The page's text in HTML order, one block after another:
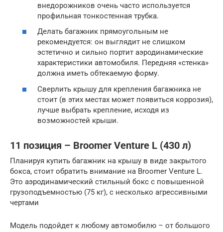
внедорожников очень часто используется
профильная тонкостенная трубка.
Делать багажник прямоугольным не
рекомендуется: он выглядит не слишком
эстетично и сильно портит аэродинамические
характеристики автомобиля. Передняя «стенка»
должна иметь обтекаемую форму.
Сверлить крышу для крепления багажника не
стоит (в этих местах может появиться коррозия),
лучше выбрать крепление, исходя из
возможностей крыши.
11 позиция – Broomer Venture L (430 л)
Планируя купить багажник на крышу в виде закрытого
бокса, стоит обратить внимание на Broomer Venture L.
Это аэродинамический стильный бокс с повышенной
грузоподъемностью (75 кг), с несколько агрессивными
чертами
Модель подойдет к любому автомобилю – от большого